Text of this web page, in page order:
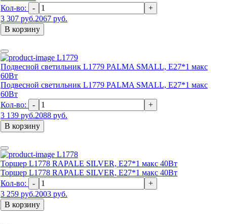
Кол-во:
-
+
3 307 руб.2067 руб.
В корзину
L1779
Подвесной светильник L1779 PALMA SMALL, Е27*1 макс
60Вт
Подвесной светильник L1779 PALMA SMALL, Е27*1 макс
60Вт
Кол-во:
-
+
3 139 руб.2088 руб.
В корзину
L1778
Торшер L1778 RAPALE SILVER, Е27*1 макс 40Вт
Торшер L1778 RAPALE SILVER, Е27*1 макс 40Вт
Кол-во:
-
+
3 259 руб.2003 руб.
В корзину